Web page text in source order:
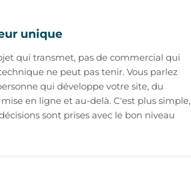
unique
qui transmet, pas de commercial qui
ne peut pas tenir. Vous parlez
qui développe votre site, du
en ligne et au-delà. C'est plus simple,
sont prises avec le bon niveau